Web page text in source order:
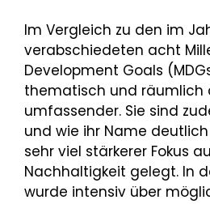
Im Vergleich zu den im
verabschiedeten acht
Development Goals
thematisch und räumlich
umfassender. Sie sind
und wie ihr Name
sehr viel stärkerer Fokus
Nachhaltigkeit gelegt. In
wurde intensiv über